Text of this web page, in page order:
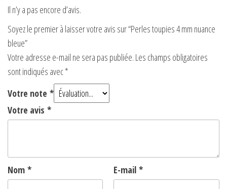
Il n’y a pas encore d’avis.
Soyez le premier à laisser votre avis sur “Perles toupies 4 mm nuance
bleue”
Votre adresse e-mail ne sera pas publiée. Les champs obligatoires
sont indiqués avec*
Votre note *
Votre avis *
Nom * E-mail *